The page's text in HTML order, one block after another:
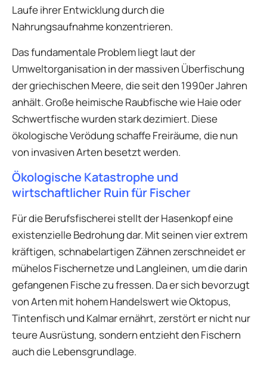
Laufe ihrer Entwicklung durch die
Nahrungsaufnahme konzentrieren.
Das fundamentale Problem liegt laut der
Umweltorganisation in der massiven Überfischung
der griechischen Meere, die seit den 1990er Jahren
anhält. Große heimische Raubfische wie Haie oder
Schwertfische wurden stark dezimiert. Diese
ökologische Verödung schaffe Freiräume, die nun
von invasiven Arten besetzt werden.
Ökologische Katastrophe und
wirtschaftlicher Ruin für Fischer
Für die Berufsfischerei stellt der Hasenkopf eine
existenzielle Bedrohung dar. Mit seinen vier extrem
kräftigen, schnabelartigen Zähnen zerschneidet er
mühelos Fischernetze und Langleinen, um die darin
gefangenen Fische zu fressen. Da er sich bevorzugt
von Arten mit hohem Handelswert wie Oktopus,
Tintenfisch und Kalmar ernährt, zerstört er nicht nur
teure Ausrüstung, sondern entzieht den Fischern
auch die Lebensgrundlage.